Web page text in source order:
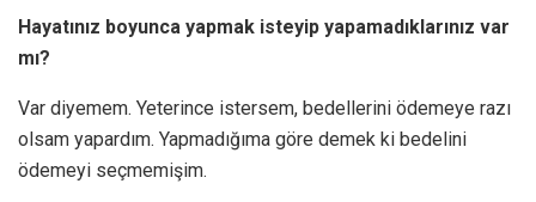
Hayatınız boyunca yapmak isteyip yapamadıklarınız var
mı?
Var diyemem. Yeterince istersem, bedellerini ödemeye razı
olsam yapardım. Yapmadığıma göre demek ki bedelini
ödemeyi seçmemişim.